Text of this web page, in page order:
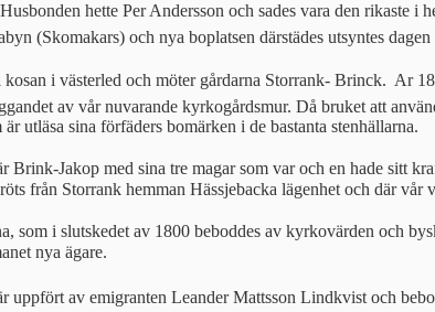
hette Per Andersson och sades vara den rikaste
(Skomakars) och nya boplatsen därstädes utsyntes
i västerled och möter gårdarna Storrank- Brinck. 
av vår nuvarande kyrkogårdsmur. Då bruket att
utläsa sina förfäders bomärken i de bastanta stenhällarna.
Brink-Jakop med sina tre magar som var och en hade sitt
från Storrank hemman Hässjebacka lägenhet och där
som i slutskedet av 1800 beboddes av kyrkovärden och
nya ägare.
uppfört av emigranten Leander Mattsson Lindkvist och